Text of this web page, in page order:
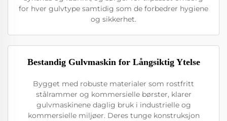
for hver gulvtype samtidig som de forbedrer hygiene
og sikkerhet.
Bestandig Gulvmaskin for Långsiktig Ytelse
Bygget med robuste materialer som rostfritt
stålrammer og kommersielle børster, klarer
gulvmaskinene daglig bruk i industrielle og
kommersielle miljøer. Deres tunge konstruksjon